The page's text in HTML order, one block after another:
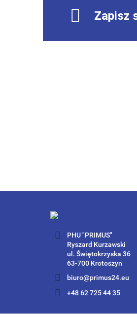
Zapisz
PHU "PRIMUS"
Ryszard Kurzawski
ul. Świętokrzyska 36
63-700 Krotoszyn
biuro@primus24.eu
+48 62 725 44 35